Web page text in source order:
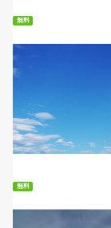
無料
無料ダウン
無料